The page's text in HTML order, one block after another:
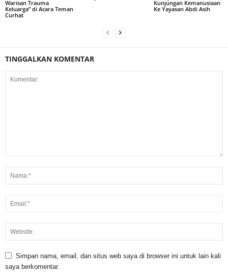
Warisan Trauma
Keluarga” di Acara Teman
Curhat
Kunjungan Kemanusiaan
Ke Yayasan Abdi Asih
TINGGALKAN KOMENTAR
Simpan nama, email, dan situs web saya di browser ini untuk lain kali
saya berkomentar.